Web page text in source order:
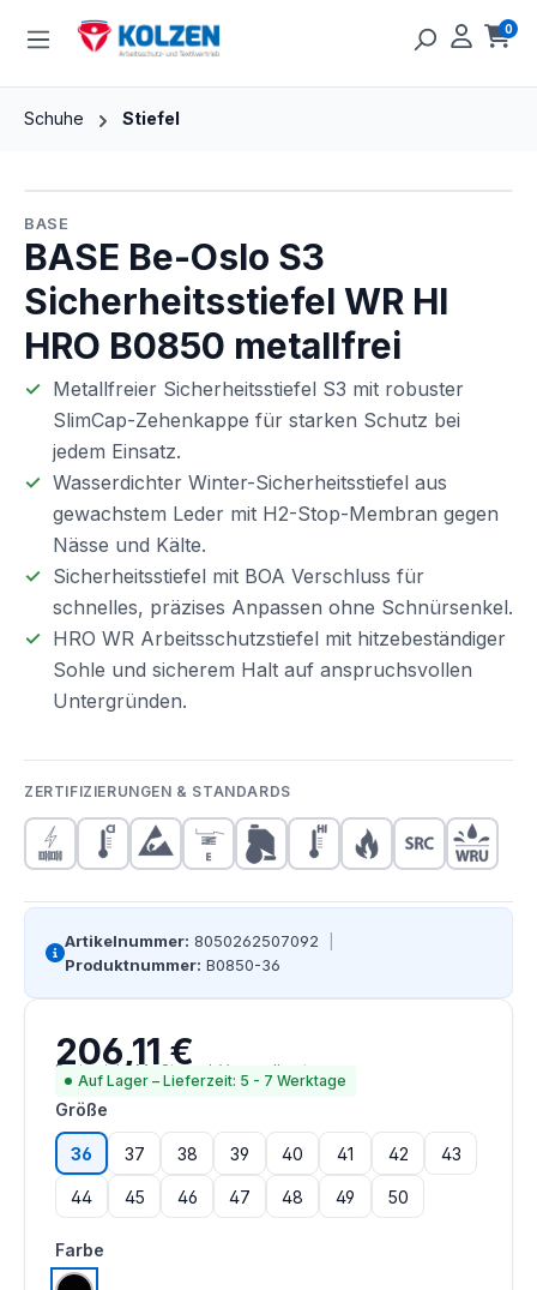
Zum Hauptinhalt springen 0
Schuhe Stiefel
BASE
BASE Be-Oslo S3
Sicherheitsstiefel WR HI
HRO B0850 metallfrei
Metallfreier Sicherheitsstiefel S3 mit robuster
SlimCap-Zehenkappe für starken Schutz bei
jedem Einsatz.
Wasserdichter Winter-Sicherheitsstiefel aus
gewachstem Leder mit H2-Stop-Membran gegen
Nässe und Kälte.
Sicherheitsstiefel mit BOA Verschluss für
schnelles, präzises Anpassen ohne Schnürsenkel.
HRO WR Arbeitsschutzstiefel mit hitzebeständiger
Sohle und sicherem Halt auf anspruchsvollen
Untergründen.
ZERTIFIZIERUNGEN & STANDARDS
Artikelnummer: 8050262507092
Produktnummer: B0850-36
Regulärer Preis:
206,11 €
Preise inkl. MwSt. zzgl. Versandkosten
Auf Lager – Lieferzeit: 5 - 7 Werktage
Größe
36 37 38 39 40 41 42 43
44 45 46 47 48 49 50
Farbe